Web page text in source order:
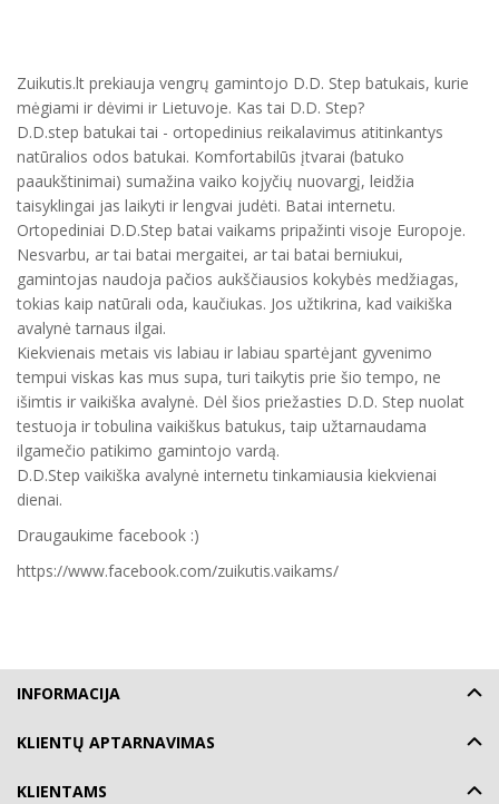
Zuikutis.lt prekiauja vengrų gamintojo D.D. Step batukais, kurie
mėgiami ir dėvimi ir Lietuvoje. Kas tai D.D. Step?
D.D.step batukai tai - ortopedinius reikalavimus atitinkantys
natūralios odos batukai. Komfortabilūs įtvarai (batuko
paaukštinimai) sumažina vaiko kojyčių nuovargį, leidžia
taisyklingai jas laikyti ir lengvai judėti. Batai internetu.
Ortopediniai D.D.Step batai vaikams pripažinti visoje Europoje.
Nesvarbu, ar tai batai mergaitei, ar tai batai berniukui,
gamintojas naudoja pačios aukščiausios kokybės medžiagas,
tokias kaip natūrali oda, kaučiukas. Jos užtikrina, kad vaikiška
avalynė tarnaus ilgai.
Kiekvienais metais vis labiau ir labiau spartėjant gyvenimo
tempui viskas kas mus supa, turi taikytis prie šio tempo, ne
išimtis ir vaikiška avalynė. Dėl šios priežasties D.D. Step nuolat
testuoja ir tobulina vaikiškus batukus, taip užtarnaudama
ilgamečio patikimo gamintojo vardą.
D.D.Step vaikiška avalynė internetu tinkamiausia kiekvienai
dienai.
Draugaukime facebook :)
https://www.facebook.com/zuikutis.vaikams/
INFORMACIJA
KLIENTŲ APTARNAVIMAS
KLIENTAMS